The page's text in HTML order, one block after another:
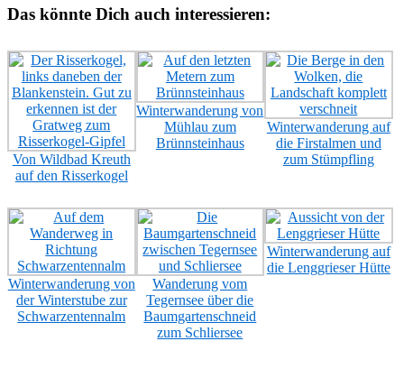
Das könnte Dich auch interessieren:
Von Wildbad Kreuth
auf den Risserkogel
Winterwanderung von
Mühlau zum
Brünnsteinhaus
Winterwanderung auf
die Firstalmen und
zum Stümpfling
Winterwanderung von
der Winterstube zur
Schwarzentennalm
Wanderung vom
Tegernsee über die
Baumgartenschneid
zum Schliersee
Winterwanderung auf
die Lenggrieser Hütte